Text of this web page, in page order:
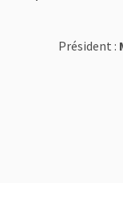
Président :